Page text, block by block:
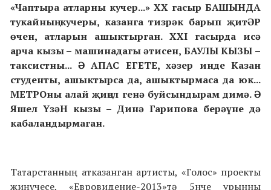
«Чаптыра атларны кучер...» XX гасыр БАШЫНДА
тукайның кучеры, казанга тизрәк барып җитӘР
өчен, атларын ашыктырган. XXI гасырда исә
арча кызы – машинадагы әтисен, БАУЛЫ КЫЗЫ –
таксистны... Ә АПАС ЕГЕТЕ, хәзер инде Казан
студенты, ашыктырса да, ашыктырмаса да юк...
МЕТРОны алай җиңел генә буйсындырам димә. Ә
Яшел ҮзәН кызы – Динә Гарипова берәүне дә
кабаландырмаган.
Татарстанның атказанган артисты, «Голос» проекты
җиңүчесе, «Евровидение-2013»тә 5нче урынны